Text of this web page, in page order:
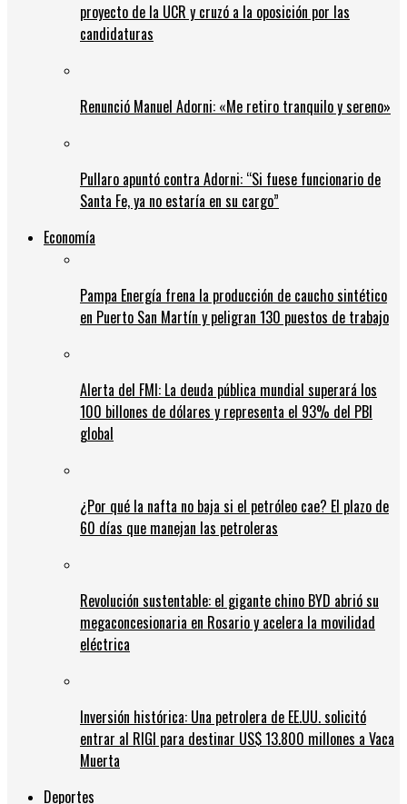
proyecto de la UCR y cruzó a la oposición por las
candidaturas
Renunció Manuel Adorni: «Me retiro tranquilo y sereno»
Pullaro apuntó contra Adorni: “Si fuese funcionario de
Santa Fe, ya no estaría en su cargo”
Economía
Pampa Energía frena la producción de caucho sintético
en Puerto San Martín y peligran 130 puestos de trabajo
Alerta del FMI: La deuda pública mundial superará los
100 billones de dólares y representa el 93% del PBI
global
¿Por qué la nafta no baja si el petróleo cae? El plazo de
60 días que manejan las petroleras
Revolución sustentable: el gigante chino BYD abrió su
megaconcesionaria en Rosario y acelera la movilidad
eléctrica
Inversión histórica: Una petrolera de EE.UU. solicitó
entrar al RIGI para destinar US$ 13.800 millones a Vaca
Muerta
Deportes